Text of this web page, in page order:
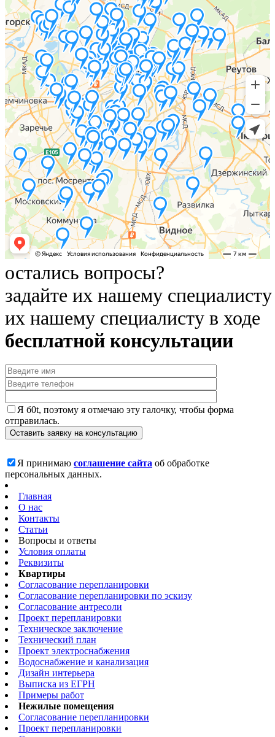
остались вопросы?
задайте их нашему
их нашему специалисту в ходе
бесплатной консультации
Я б0t, поэтому я отмечаю эту галочку, чтобы форма
отправилась.
Я принимаю соглашение сайта об обработке
персональных данных.
Главная
О нас
Контакты
Статьи
Вопросы и ответы
Условия оплаты
Реквизиты
Квартиры
Согласование перепланировки
Согласование перепланировки по эскизу
Согласование антресоли
Проект перепланировки
Техническое заключение
Технический план
Проект электроснабжения
Водоснабжение и канализация
Дизайн интерьера
Выписка из ЕГРН
Примеры работ
Нежилые помещения
Согласование перепланировки
Проект перепланировки